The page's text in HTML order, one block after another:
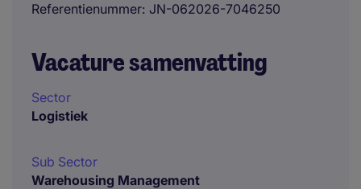
Referentienummer JN-062026-7046250
Vacature samenvatting
Sector
Logistiek
Sub Sector
Warehousing Management